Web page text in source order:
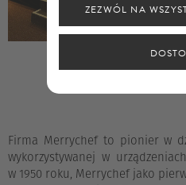
Firma Merrychef to pionier w
wykorzystywanej w
w 1950 roku, Merrychef jako
ZEZWÓL NA